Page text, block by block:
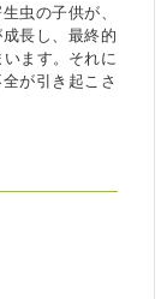
虫の子供が、
長し、最終的
ます。それに
が引き起こさ